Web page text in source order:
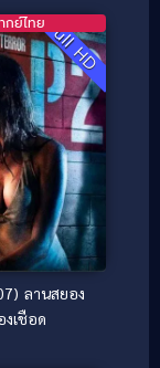
Full HD
กย์ไทย
ลานสยอง
งเชือด